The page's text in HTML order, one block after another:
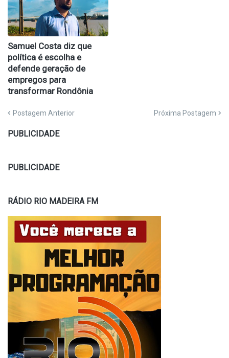
Samuel Costa diz que
política é escolha e
defende geração de
empregos para
transformar Rondônia
Postagem Anterior Próxima Postagem
PUBLICIDADE
PUBLICIDADE
RÁDIO RIO MADEIRA FM